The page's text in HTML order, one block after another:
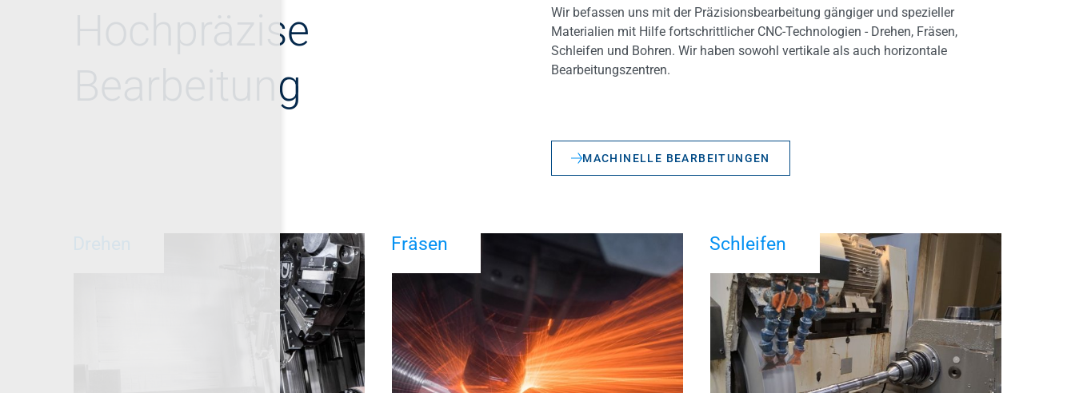
Hochpräzise
Bearbeitung
Wir befassen uns mit der Präzisionsbearbeitung gängiger und spezieller
Materialien mit Hilfe fortschrittlicher CNC-Technologien - Drehen, Fräsen,
Schleifen und Bohren. Wir haben sowohl vertikale als auch horizontale
Bearbeitungszentren.
Fräsen Schleifen
MACHINELLE BEARBEITUNGEN